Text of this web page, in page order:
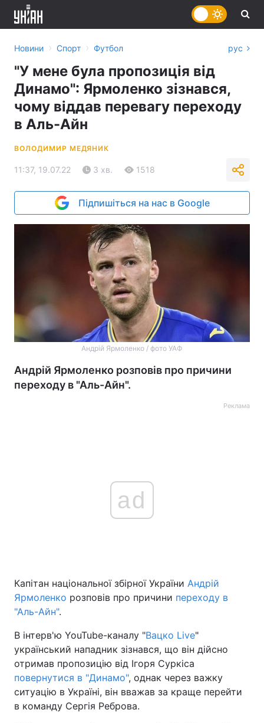
Головна Війна
Україна Політика
Економіка Світ
Спорт Наука
Техно і зв'язок Лайт
Зброя
Новини › Спорт › Футбол рус
"У мене була пропозиція від
Динамо": Ярмоленко зізнався,
чому віддав перевагу переходу
в Аль-Айн
ВОЛОДИМИР МЕДЯНИК
11:37, 19.07.22 3 хв. 1518
Підпишіться на нас в Google
Андрій Ярмоленко / фото УАФ
Андрій Ярмоленко розповів про причини
переходу в "Аль-Айн".
Реклама
ad
Капітан національної збірної України Андрій
Ярмоленко розповів про причини переходу в
"Аль-Айн".
В інтерв'ю YouTube-каналу "Вацко Live"
український нападник зізнався, що він дійсно
отримав пропозицію від Ігоря Суркіса
повернутися в "Динамо", однак через важку
ситуацію в Україні, він вважав за краще перейти
в команду Сергія Реброва.